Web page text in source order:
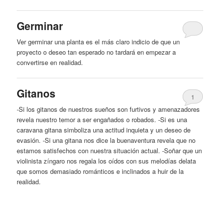
Germinar
Ver germinar una planta es el más claro indicio de que un
proyecto odeseo tan esperado no tardará en empezar a
convertirse en realidad.
Gitanos
1
-Si los gitanos de nuestros sueños son furtivosy amenazadores
revela nuestro temor a ser engañados o robados. -Si es una
caravana gitana simboliza una actitud inquietay undeseo de
evasión. -Si una gitana nos dice la buenaventura revela que no
estamos satisfechos con nuestra situación actual. -Soñar que un
violinista zíngaro nos regala los oídos con sus melodías delata
que somos demasiado románticos e inclinados a huir de la
realidad.